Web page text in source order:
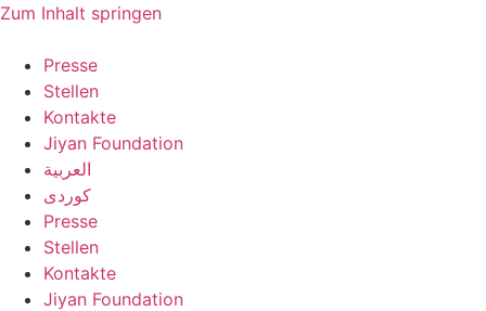
Zum Inhalt springen
Presse
Stellen
Kontakte
Jiyan Foundation
العربية
کوردی
Presse
Stellen
Kontakte
Jiyan Foundation